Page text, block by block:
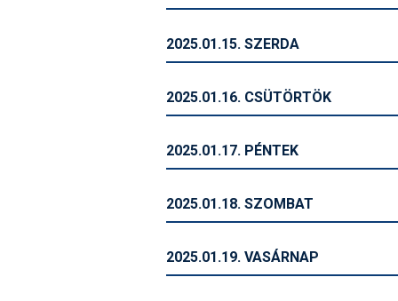
2025.01.15. SZERDA
2025.01.16. CSÜTÖRTÖK
2025.01.17. PÉNTEK
2025.01.18. SZOMBAT
2025.01.19. VASÁRNAP